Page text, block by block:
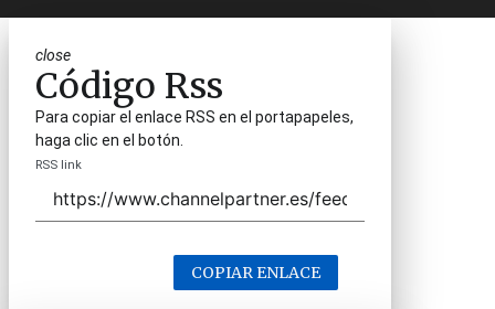
close
Código Rss
Para copiar el enlace RSS en el portapapeles,
haga clic en el botón.
RSS link
COPIAR ENLACE